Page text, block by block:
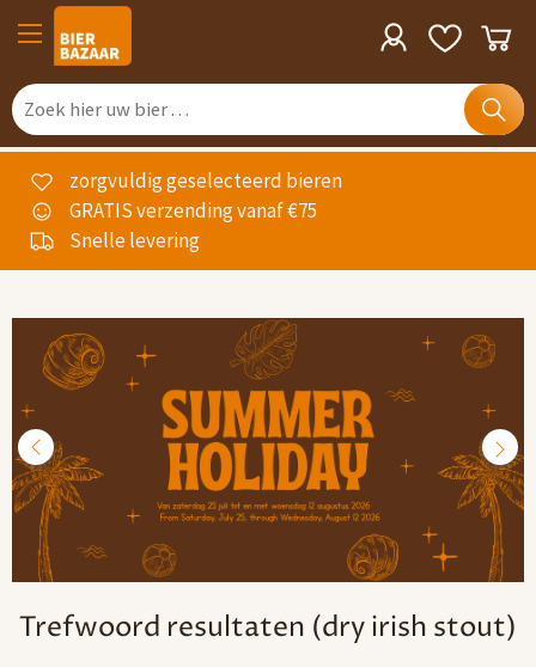
zorgvuldig geselecteerd bieren
GRATIS verzending vanaf €75
Snelle levering
Trefwoord resultaten (dry irish stout)